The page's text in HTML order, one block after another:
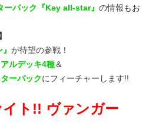
ーパック『Key all-star』 の情報もお
が待望の参戦！
アルデッキ4種＆
ーパックにフィーチャーします!!
イト!! ヴァンガー